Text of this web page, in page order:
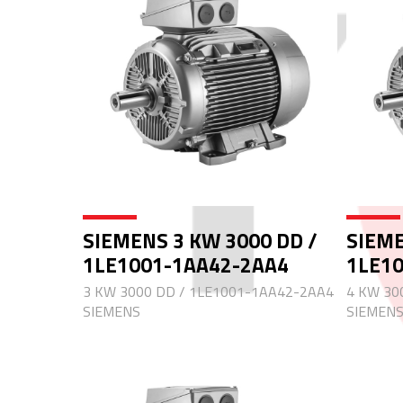
SIEMENS 3 KW 3000 DD /
1LE1001-1AA42-2AA4
3 KW 3000 DD / 1LE1001-1AA42-2AA4
SIEMENS
4 KW
SIEMENS